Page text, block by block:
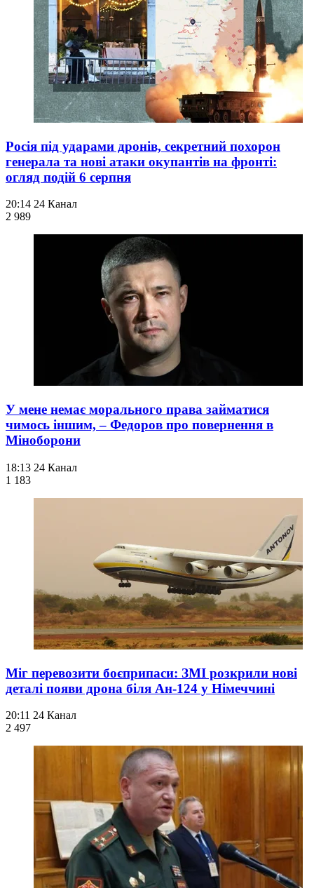
Росія під ударами дронів, секретний похорон
генерала та нові атаки окупантів на фронті:
огляд подій 6 серпня
20:14 24 Канал
2 989
У мене немає морального права займатися
чимось іншим, – Федоров про повернення в
Міноборони
18:13 24 Канал
1 183
Міг перевозити боєприпаси: ЗМІ розкрили нові
деталі появи дрона біля Ан-124 у Німеччині
20:11 24 Канал
2 497